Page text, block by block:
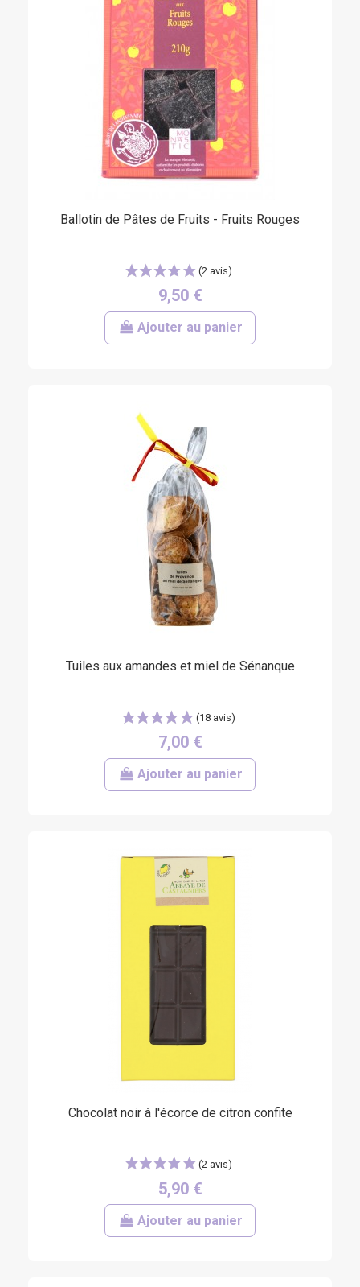
Ballotin de Pâtes de Fruits - Fruits Rouges
9,50 €
Ajouter au panier
Tuiles aux amandes et miel de Sénanque
7,00 €
Ajouter au panier
Chocolat noir à l'écorce de citron confite
5,90 €
Ajouter au panier